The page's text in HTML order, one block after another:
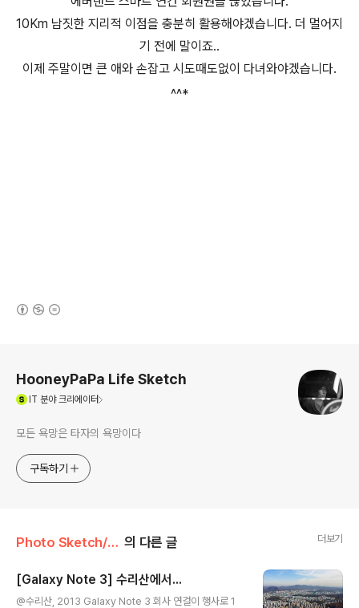
10Km 남짓한 지리적 이점을 충분히 활용해야겠습니다. 더 멀어지
기 전에 말이죠..
이제 주말이면 큰 애와 손잡고 시도때도없이 다녀와야겠습니다.
^^*
HooneyPaPa Life Sketch
IT 분야 크리에이터
모든 욕망은 타자의 욕망이다
구독하기
Photo Sketch/-scape 의 다른 글 더보기
[Galaxy Note 3] 수리산에서...
@수리산, 2013 Galaxy Note 3 회사 연걸이 행사로 1